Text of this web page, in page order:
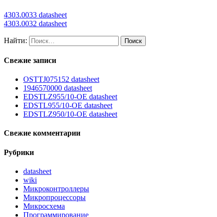
4303.0033 datasheet
4303.0032 datasheet
Найти:
Свежие записи
OSTTJ075152 datasheet
1946570000 datasheet
EDSTLZ955/10-OE datasheet
EDSTL955/10-OE datasheet
EDSTLZ950/10-OE datasheet
Свежие комментарии
Рубрики
datasheet
wiki
Микроконтроллеры
Микропроцессоры
Микросхема
Программирование